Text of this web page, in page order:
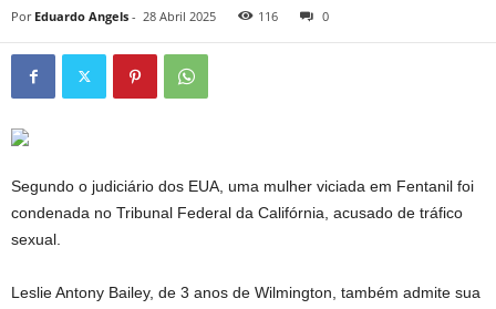
Por Eduardo Angels - 28 Abril 2025 116 0
Segundo o judiciário dos EUA, uma mulher viciada em Fentanil foi
condenada no Tribunal Federal da Califórnia, acusado de tráfico
sexual.
Leslie Antony Bailey, de 3 anos de Wilmington, também admite sua